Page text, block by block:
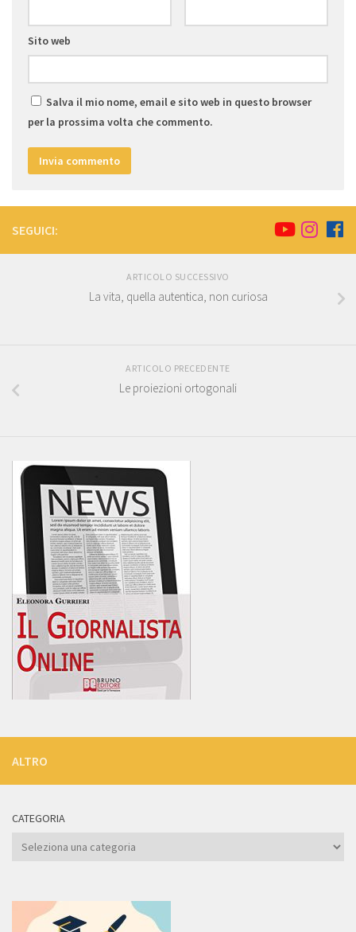
Sito web
Salva il mio nome, email e sito web in questo browser
per la prossima volta che commento.
SEGUICI:
ARTICOLO SUCCESSIVO
La vita, quella autentica, non curiosa
ARTICOLO PRECEDENTE
Le proiezioni ortogonali
ALTRO
CATEGORIA
Categoria